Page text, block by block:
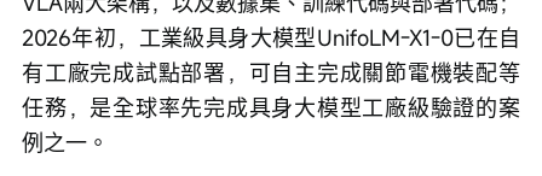
2026年初，工業級具身大模型UnifoLM-X1-0已在自
有工廠完成試點部署，可自主完成關節電機裝配等
任務，是全球率先完成具身大模型工廠級驗證的案
例之一。